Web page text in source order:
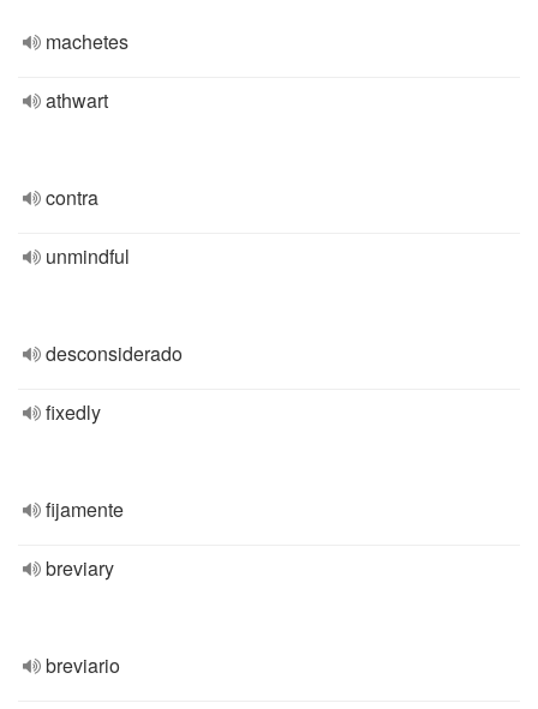
machetes
athwart
contra
unmindful
desconsiderado
fixedly
fijamente
breviary
breviario